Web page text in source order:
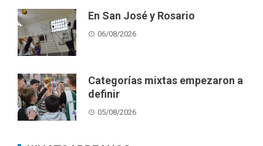
En San José y Rosario
06/08/2026
Categorías mixtas empezaron a
definir
05/08/2026